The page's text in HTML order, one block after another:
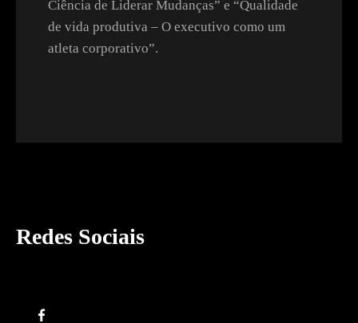
Ciência de Liderar Mudanças” e “Qualidade
de vida produtiva – O executivo como um
atleta corporativo”.
Redes Sociais